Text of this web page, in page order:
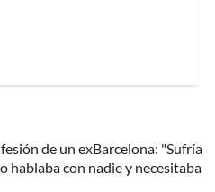
de un exBarcelona: "Sufría
hablaba con nadie y necesitaba